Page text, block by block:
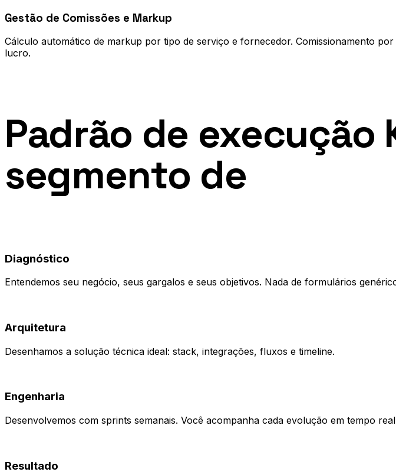
Gestão de Comissões e Markup
Cálculo automático de markup por tipo de serviço e fornecedor. Comissionamento
lucro.
Padrão de execução
segmento de
Diagnóstico
Entendemos seu negócio, seus gargalos e seus objetivos. Nada de formulários
Arquitetura
Desenhamos a solução técnica ideal: stack, integrações, fluxos e timeline.
Engenharia
Desenvolvemos com sprints semanais. Você acompanha cada evolução em tempo
Resultado